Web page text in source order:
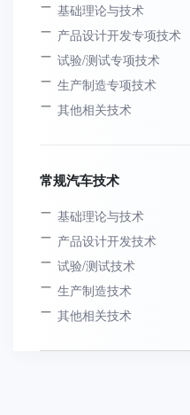
基础理论与技术
产品设计开发专项技术
试验/测试专项技术
生产制造专项技术
其他相关技术
常规汽车技术
基础理论与技术
产品设计开发技术
试验/测试技术
生产制造技术
其他相关技术